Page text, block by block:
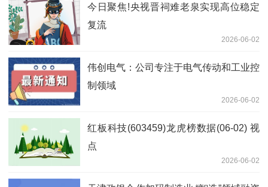
今日聚焦!央视晋祠难老泉实现高位稳定
复流
2026-06-02
伟创电气：公司专注于电气传动和工业控
制领域
2026-06-02
红板科技(603459)龙虎榜数据(06-02) 视
点
2026-06-02